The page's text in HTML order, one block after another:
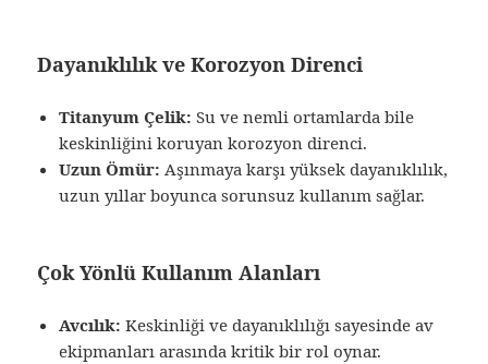
Dayanıklılık ve Korozyon Direnci
Titanyum Çelik: Su ve nemli ortamlarda bile
keskinliğini koruyan korozyon direnci.
Uzun Ömür: Aşınmaya karşı yüksek dayanıklılık,
uzun yıllar boyunca sorunsuz kullanım sağlar.
Çok Yönlü Kullanım Alanları
Avcılık: Keskinliği ve dayanıklılığı sayesinde av
ekipmanları arasında kritik bir rol oynar.